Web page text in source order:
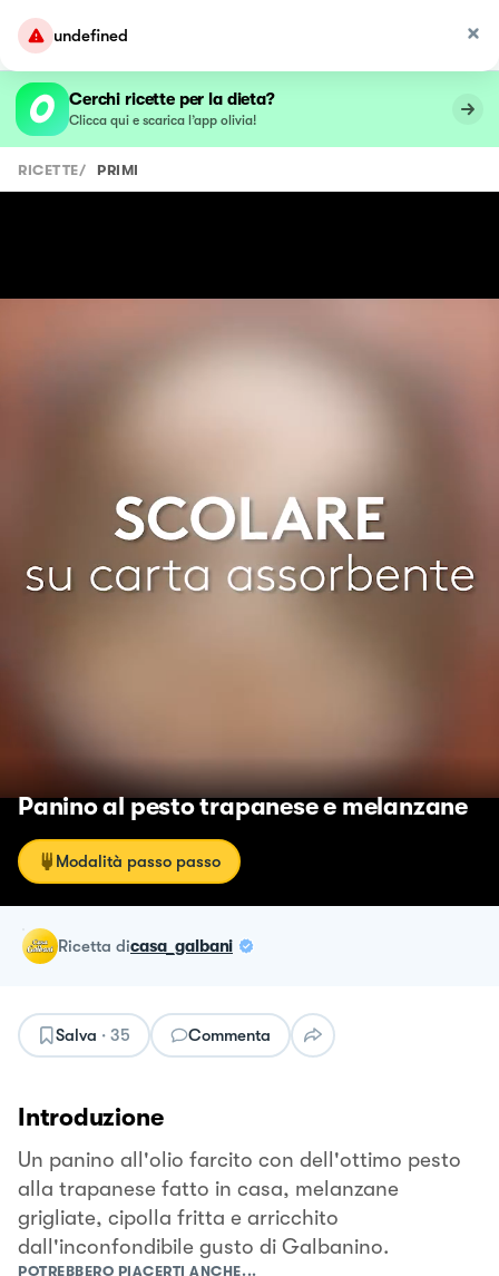
undefined
Cerchi ricette per la dieta?
Clicca qui e scarica l’app olivia!
RICETTE/ PRIMI
Panino al pesto trapanese e melanzane
Modalità passo passo
ricetta dicasa_galbani
Salva · 35 Commenta
Introduzione
Un panino all'olio farcito con dell'ottimo pesto
alla trapanese fatto in casa, melanzane
grigliate, cipolla fritta e arricchito
dall'inconfondibile gusto di Galbanino.
POTREBBERO PIACERTI ANCHE...